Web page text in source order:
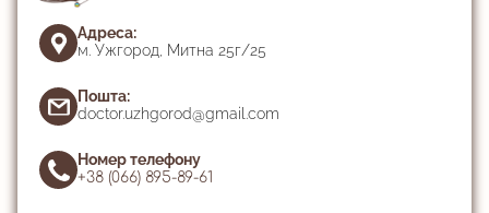
Адреса:
м. Ужгород, Митна 25г/25
Пошта:
doctor.uzhgorod@gmail.com
Номер телефону
+38 (066) 895-89-61